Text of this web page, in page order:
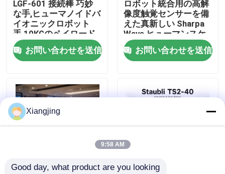
工場 ツアー
品質管理
ブログ
工業用ロボットの腕
LGF-601 接続棒 巧妙
な手,ヒューマノイドバ
イオニックロボット
手,10KGのペイロード
CAN バス ロボット エ
ンド エフェクターグリ
パー
お問い合わせを送信
ロボット統合用の高解
像度触覚センサーを備
えた真新しい Sharpa
Wave ヒューマンスケ
ールの器用なロボット
ハンドお問い合わせを送信
Xiangjing
9:58 AM
Good day, what product are you looking